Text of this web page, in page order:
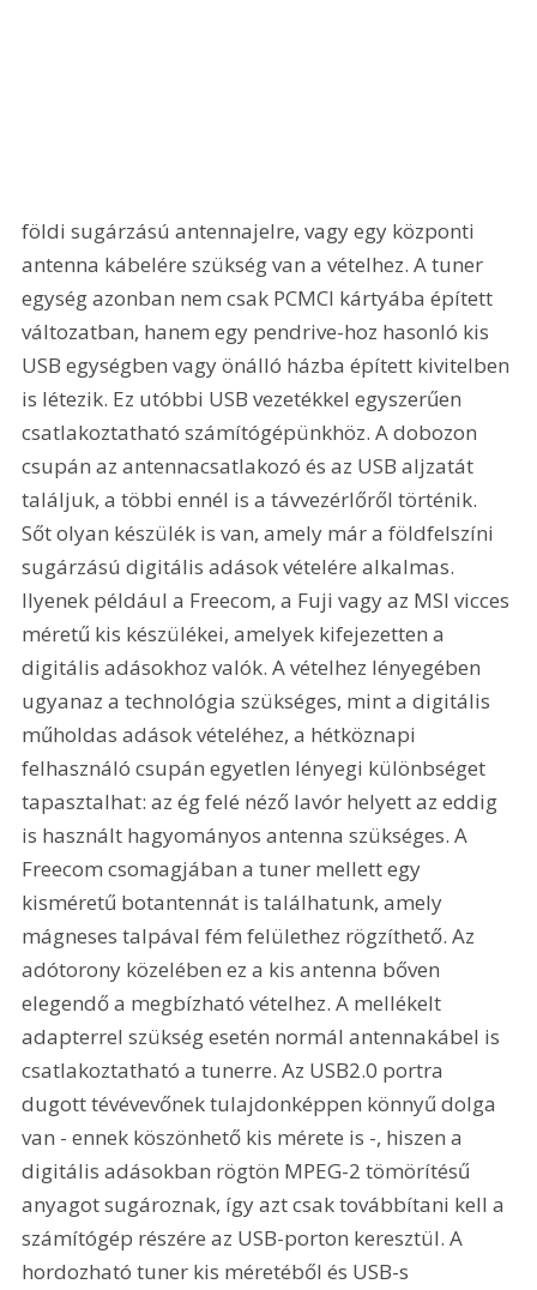
földi sugárzású antennajelre, vagy egy központi
antenna kábelére szükség van a vételhez. A tuner
egység azonban nem csak PCMCI kártyába épített
változatban, hanem egy pendrive-hoz hasonló kis
USB egységben vagy önálló házba épített kivitelben
is létezik. Ez utóbbi USB vezetékkel egyszerűen
csatlakoztatható számítógépünkhöz. A dobozon
csupán az antennacsatlakozó és az USB aljzatát
találjuk, a többi ennél is a távvezérlőről történik.
Sőt olyan készülék is van, amely már a földfelszíni
sugárzású digitális adások vételére alkalmas.
Ilyenek például a Freecom, a Fuji vagy az MSI vicces
méretű kis készülékei, amelyek kifejezetten a
digitális adásokhoz valók. A vételhez lényegében
ugyanaz a technológia szükséges, mint a digitális
műholdas adások vételéhez, a hétköznapi
felhasználó csupán egyetlen lényegi különbséget
tapasztalhat: az ég felé néző lavór helyett az eddig
is használt hagyományos antenna szükséges. A
Freecom csomagjában a tuner mellett egy
kisméretű botantennát is találhatunk, amely
mágneses talpával fém felülethez rögzíthető. Az
adótorony közelében ez a kis antenna bőven
elegendő a megbízható vételhez. A mellékelt
adapterrel szükség esetén normál antennakábel is
csatlakoztatható a tunerre. Az USB2.0 portra
dugott tévévevőnek tulajdonképpen könnyű dolga
van - ennek köszönhető kis mérete is -, hiszen a
digitális adásokban rögtön MPEG-2 tömörítésű
anyagot sugároznak, így azt csak továbbítani kell a
számítógép részére az USB-porton keresztül. A
hordozható tuner kis méretéből és USB-s